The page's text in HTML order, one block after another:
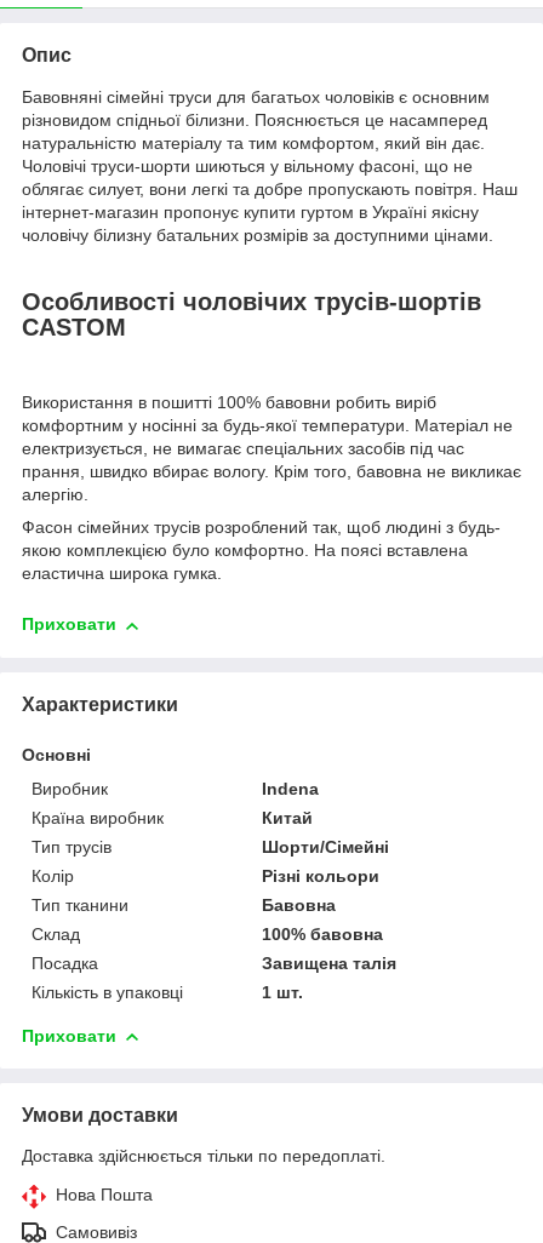
Опис
Бавовняні сімейні труси для багатьох чоловіків є основним
різновидом спідньої білизни. Пояснюється це насамперед
натуральністю матеріалу та тим комфортом, який він дає.
Чоловічі труси-шорти шиються у вільному фасоні, що не
облягає силует, вони легкі та добре пропускають повітря. Наш
інтернет-магазин пропонує купити гуртом в Україні якісну
чоловічу білизну батальних розмірів за доступними цінами.
Особливості чоловічих трусів-шортів
CASTOM
Використання в пошитті 100% бавовни робить виріб
комфортним у носінні за будь-якої температури. Матеріал не
електризується, не вимагає спеціальних засобів під час
прання, швидко вбирає вологу. Крім того, бавовна не викликає
алергію.
Фасон сімейних трусів розроблений так, щоб людині з будь-
якою комплекцією було комфортно. На поясі вставлена
еластична широка гумка.
Приховати
Характеристики
Основні
Виробник
Indena
Країна виробник
Китай
Тип трусів
Шорти/Сімейні
Колір
Різні кольори
Тип тканини
Бавовна
Склад
100% бавовна
Посадка
Завищена талія
Кількість в упаковці
1 шт.
Приховати
Умови доставки
Доставка здійснюється тільки по передоплаті.
Нова Пошта
Самовивіз